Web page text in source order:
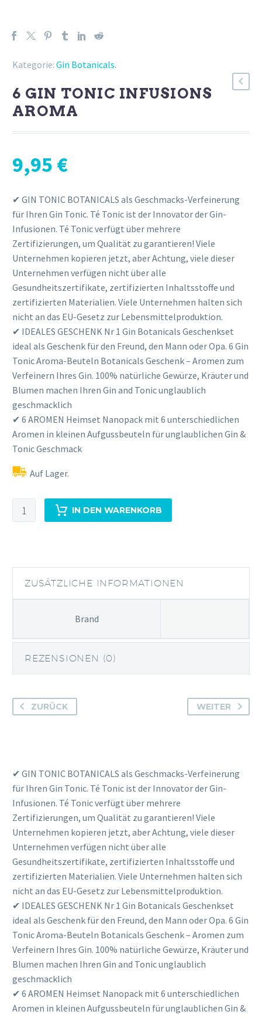
Kategorie: Gin Botanicals.
6 GIN TONIC INFUSIONS
AROMA
9,95 €
✔ GIN TONIC BOTANICALS als Geschmacks-Verfeinerung
für Ihren Gin Tonic. Té Tonic ist der Innovator der Gin-
Infusionen. Té Tonic verfügt über mehrere
Zertifizierungen, um Qualität zu garantieren! Viele
Unternehmen kopieren jetzt, aber Achtung, viele dieser
Unternehmen verfügen nicht über alle
Gesundheitszertifikate, zertifizierten Inhaltsstoffe und
zertifizierten Materialien. Viele Unternehmen halten sich
nicht an das EU-Gesetz zur Lebensmittelproduktion.
✔ IDEALES GESCHENK Nr 1 Gin Botanicals Geschenkset
ideal als Geschenk für den Freund, den Mann oder Opa. 6 Gin
Tonic Aroma-Beuteln Botanicals Geschenk – Aromen zum
Verfeinern Ihres Gin. 100% natürliche Gewürze, Kräuter und
Blumen machen Ihren Gin and Tonic unglaublich
geschmacklich
✔ 6 AROMEN Heimset Nanopack mit 6 unterschiedlichen
Aromen in kleinen Aufgussbeuteln für unglaublichen Gin &
Tonic Geschmack
Auf Lager.
Gin
Aroma
Menge
IN DEN WARENKORB
ZUSÄTZLICHE INFORMATIONEN
Brand
REZENSIONEN (0)
ZURÜCK WEITER
✔ GIN TONIC BOTANICALS als Geschmacks-Verfeinerung
für Ihren Gin Tonic. Té Tonic ist der Innovator der Gin-
Infusionen. Té Tonic verfügt über mehrere
Zertifizierungen, um Qualität zu garantieren! Viele
Unternehmen kopieren jetzt, aber Achtung, viele dieser
Unternehmen verfügen nicht über alle
Gesundheitszertifikate, zertifizierten Inhaltsstoffe und
zertifizierten Materialien. Viele Unternehmen halten sich
nicht an das EU-Gesetz zur Lebensmittelproduktion.
✔ IDEALES GESCHENK Nr 1 Gin Botanicals Geschenkset
ideal als Geschenk für den Freund, den Mann oder Opa. 6 Gin
Tonic Aroma-Beuteln Botanicals Geschenk – Aromen zum
Verfeinern Ihres Gin. 100% natürliche Gewürze, Kräuter und
Blumen machen Ihren Gin and Tonic unglaublich
geschmacklich
✔ 6 AROMEN Heimset Nanopack mit 6 unterschiedlichen
Aromen in kleinen Aufgussbeuteln für unglaublichen Gin &